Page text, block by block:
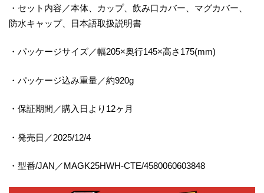
・セット内容／本体、カップ、飲み口カバー、マグカバー、
防水キャップ、日本語取扱説明書
・パッケージサイズ／幅205×奥行145×高さ175(mm)
・パッケージ込み重量／約920g
・保証期間／購入日より12ヶ月
・発売日／2025/12/4
・型番/JAN／MAGK25HWH-CTE/4580060603848